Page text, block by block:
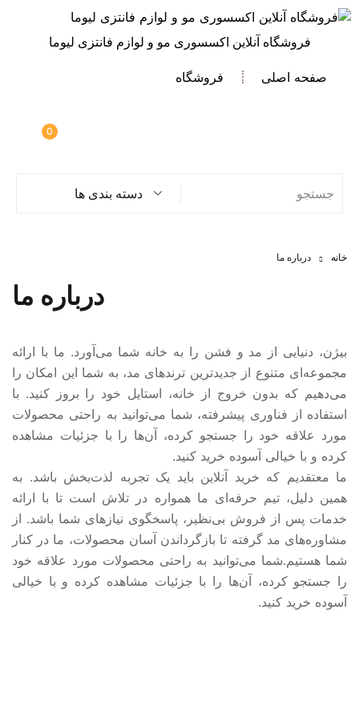
فروشگاه آنلاین اکسسوری مو و لوازم فانتزی لیوما
صفحه اصلی فروشگاه
0
دسته بندی ها
خانه درباره ما
درباره ما
بیژن، دنیایی از مد و فشن را به خانه شما می‌آورد. ما با ارائه
مجموعه‌ای متنوع از جدیدترین ترندهای مد، به شما این امکان را
می‌دهیم که بدون خروج از خانه، استایل خود را بروز کنید. با
استفاده از فناوری پیشرفته، شما می‌توانید به راحتی محصولات
مورد علاقه خود را جستجو کرده، آن‌ها را با جزئیات مشاهده
کرده و با خیالی آسوده خرید کنید.
ما معتقدیم که خرید آنلاین باید یک تجربه لذت‌بخش باشد. به
همین دلیل، تیم حرفه‌ای ما همواره در تلاش است تا با ارائه
خدمات پس از فروش بی‌نظیر، پاسخگوی نیازهای شما باشد. از
مشاوره‌های مد گرفته تا بازگرداندن آسان محصولات، ما در کنار
شما هستیم.شما می‌توانید به راحتی محصولات مورد علاقه خود
را جستجو کرده، آن‌ها را با جزئیات مشاهده کرده و با خیالی
آسوده خرید کنید.